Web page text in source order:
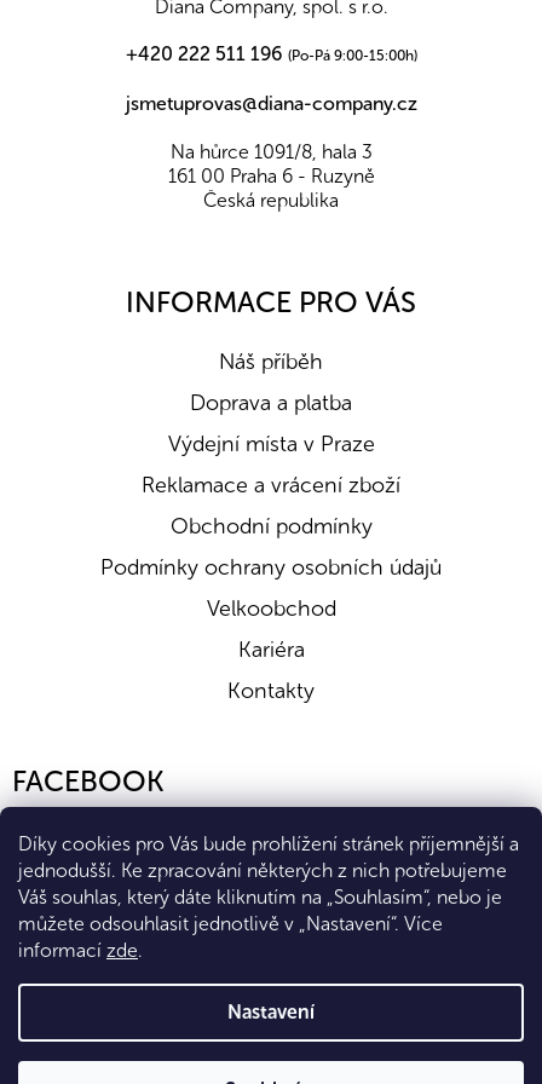
Díky cookies pro Vás bude prohlížení stránek příjemnější a
jednodušší. Ke zpracování některých z nich potřebujeme
Váš souhlas, který dáte kliknutím na „Souhlasím“, nebo je
můžete odsouhlasit jednotlivě v „Nastavení“. Více
informací zde.
Nastavení
Diana Company, spol. s r.o.
+420 222 511 196 (Po-Pá 9:00-15:00h)
jsmetuprovas@diana-company.cz
Na hůrce 1091/8, hala 3
161 00 Praha 6 - Ruzyně
Česká republika
INFORMACE PRO VÁS
Náš příběh
Doprava a platba
Výdejní místa v Praze
Reklamace a vrácení zboží
Obchodní podmínky
Podmínky ochrany osobních údajů
Velkoobchod
Kariéra
Kontakty
FACEBOOK
Vytvořil Shoptet Premium
Copyright 2026Eshop Diana Company, spol. s r.o.. Všechna